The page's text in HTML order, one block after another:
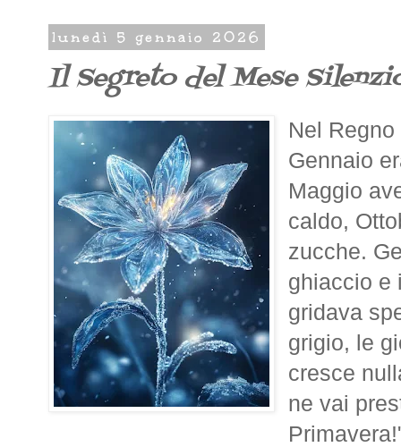
lunedì 5 gennaio 2026
Il Segreto del Mese
Nel
Gennaio
Maggio
caldo,
zucche.
ghiaccio e
gridava
grigio, le
cresce
ne vai